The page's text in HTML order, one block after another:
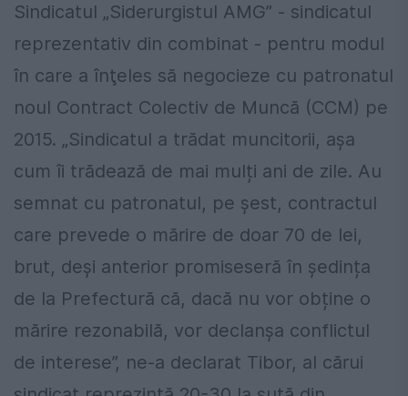
Sindicatul „Siderurgistul AMG” - sindicatul
reprezentativ din combinat - pentru modul
în care a înţeles să negocieze cu patronatul
noul Contract Colectiv de Muncă (CCM) pe
2015. „Sindicatul a trădat muncitorii, așa
cum îi trădează de mai mulți ani de zile. Au
semnat cu patronatul, pe șest, contractul
care prevede o mărire de doar 70 de lei,
brut, deși anterior promiseseră în ședința
de la Prefectură că, dacă nu vor obține o
mărire rezonabilă, vor declanșa conflictul
de interese”, ne-a declarat Tibor, al cărui